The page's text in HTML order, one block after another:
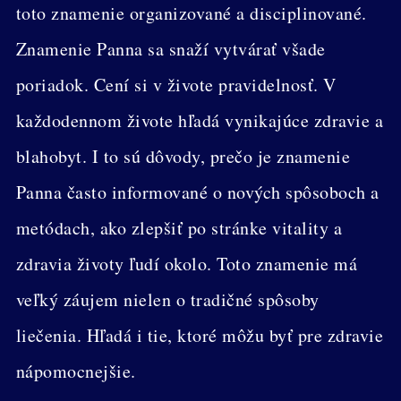
toto znamenie organizované a disciplinované.
Znamenie Panna sa snaží vytvárať všade
poriadok. Cení si v živote pravidelnosť. V
každodennom živote hľadá vynikajúce zdravie a
blahobyt. I to sú dôvody, prečo je znamenie
Panna často informované o nových spôsoboch a
metódach, ako zlepšiť po stránke vitality a
zdravia životy ľudí okolo. Toto znamenie má
veľký záujem nielen o tradičné spôsoby
liečenia. Hľadá i tie, ktoré môžu byť pre zdravie
nápomocnejšie.